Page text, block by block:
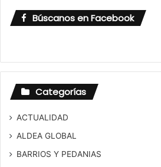
Búscanos en Facebook
Categorías
ACTUALIDAD
ALDEA GLOBAL
BARRIOS Y PEDANIAS